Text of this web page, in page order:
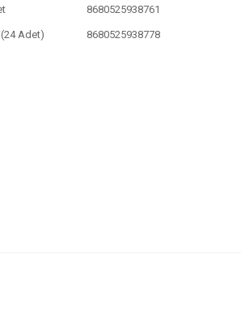
8680525938761
Adet) 8680525938778